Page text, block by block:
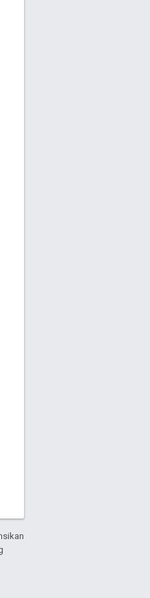
abcd1234 --host localhost